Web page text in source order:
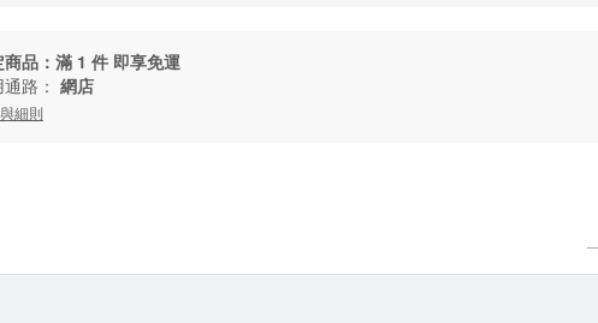
商品：滿 1 件 即享免運
路： 網店
細則